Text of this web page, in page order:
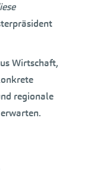
Wirtschaft,
regionale